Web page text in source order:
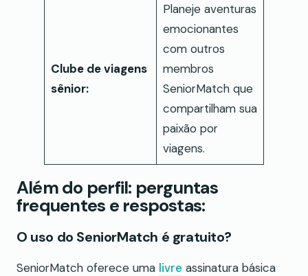
Clube de viagens
sênior:
Planeje aventuras
emocionantes
com outros
membros
SeniorMatch que
compartilham sua
paixão por
viagens.
Além do perfil: perguntas
frequentes e respostas:
O uso do SeniorMatch é gratuito?
SeniorMatch oferece uma livre assinatura básica